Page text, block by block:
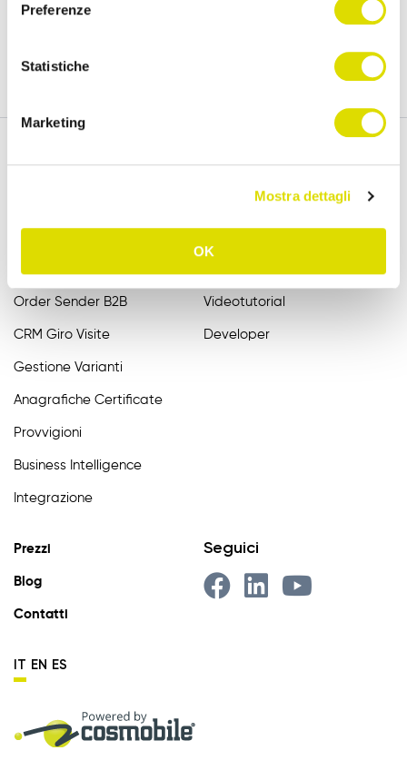
Preferenze
Statistiche
Marketing
Mostra dettagli
OK
Catalogo Agenti
Order Sender B2B
CRM Giro Visite
Gestione Varianti
Anagrafiche Certificate
Provvigioni
Business Intelligence
Integrazione
Assistenza
Videotutorial
Developer
Prezzi
Blog
Contatti
IT EN ES
Seguici